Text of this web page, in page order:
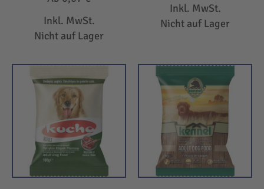
Inkl. MwSt.
Nicht auf Lager
Inkl. MwSt.
Nicht auf Lager